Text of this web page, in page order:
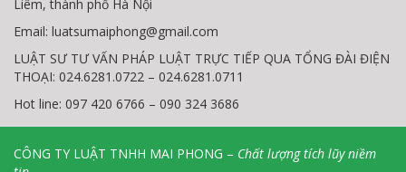
Liêm, thành phố Hà Nội
Email: luatsumaiphong@gmail.com
LUẬT SƯ TƯ VẤN PHÁP LUẬT TRỰC TIẾP QUA TỔNG ĐÀI ĐIỆN
THOẠI: 024.6281.0722 – 024.6281.0711
Hot line: 097 420 6766 – 090 324 3686
CÔNG TY LUẬT TNHH MAI PHONG – Chất lượng tích lũy niềm